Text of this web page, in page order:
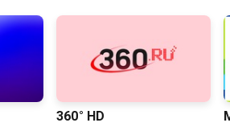
360° HD